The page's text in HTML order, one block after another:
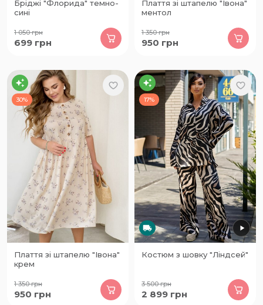
Бріджі "Флорида" темно-
сині
1 050грн
699 грн
Плаття зі штапелю "Івона"
ментол
1 350грн
950 грн
30%
Плаття зі штапелю "Івона"
крем
1 350грн
950 грн
17%
Костюм з шовку "Ліндсей"
3 500грн
2 899 грн